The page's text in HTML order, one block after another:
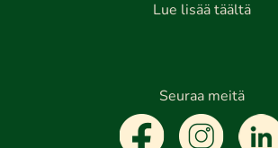
Lue lisää täältä
Seuraa meitä